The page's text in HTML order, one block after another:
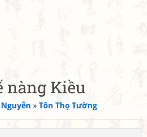
nàng Kiều
Nguyễn »Tôn Thọ Tường